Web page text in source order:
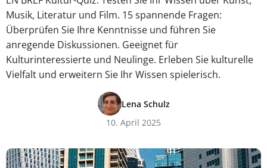
Musik, Literatur und Film. 15 spannende Fragen:
Überprüfen Sie Ihre Kenntnisse und führen Sie
anregende Diskussionen. Geeignet für
Kulturinteressierte und Neulinge. Erleben Sie kulturelle
Vielfalt und erweitern Sie Ihr Wissen spielerisch.
Lena Schulz
10. April 2025